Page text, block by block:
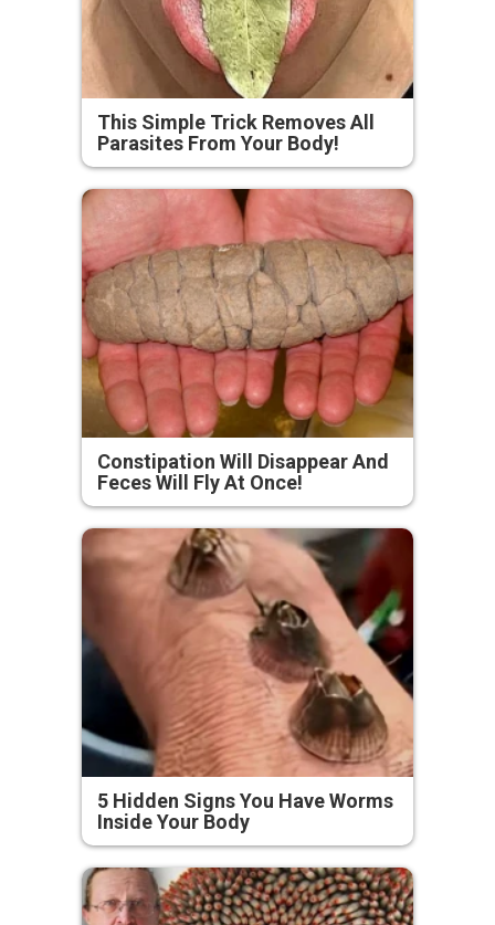
This Simple Trick Removes All
Parasites From Your Body!
Constipation Will Disappear And
Feces Will Fly At Once!
5 Hidden Signs You Have Worms
Inside Your Body